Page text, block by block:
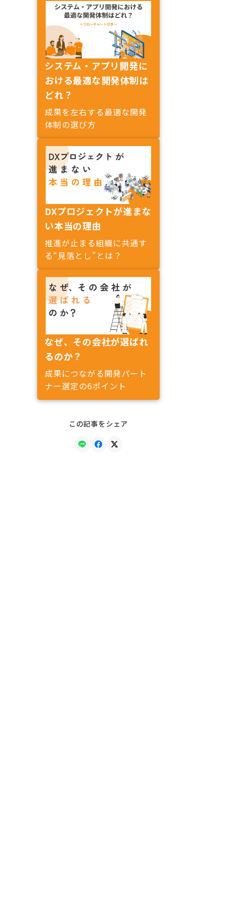
システム・アプリ開発に
おける最適な開発体制は
どれ？
成果を左右する最適な開発
体制の選び方
DXプロジェクトが進まな
い本当の理由
推進が止まる組織に共通す
る“見落とし”とは？
なぜ、その会社が選ばれ
るのか？
成果につながる開発パート
ナー選定の6ポイント
この記事をシェア